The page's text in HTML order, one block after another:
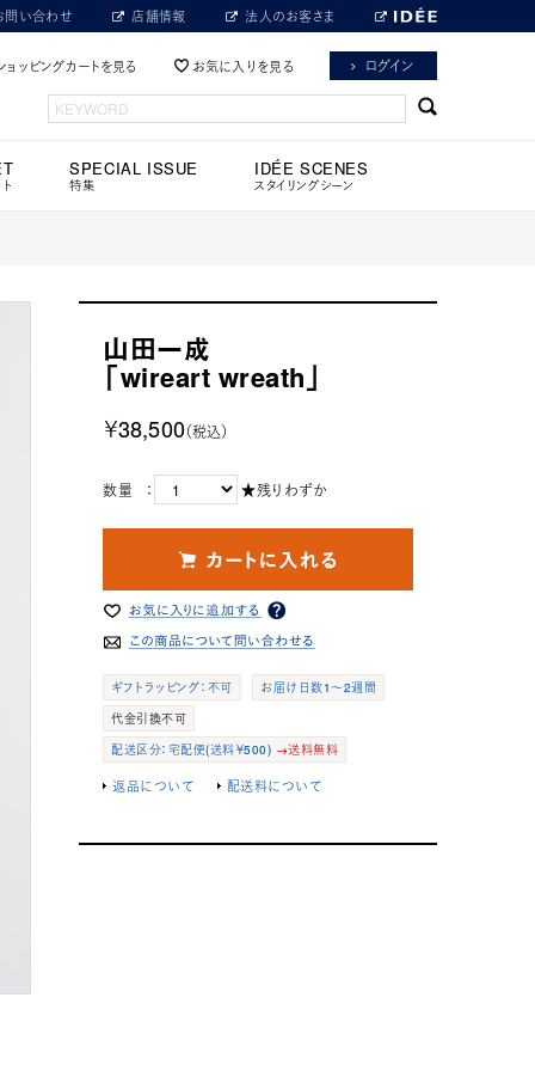
問い合わせ 店舗情報 法人のお客さま
ョッピングカートを見る お気に入りを見る ログイン
SPECIAL ISSUE
特集
IDÉE SCENES
スタイリングシーン
山田一成
「wireart wreath」
￥38,500（税込）
数量 ： ★残りわずか
ギフトラッピング：不可
お届け日数1～2週間
代金引換不可
配送区分：宅配便(送料￥500) →送料無料
返品について 配送料について